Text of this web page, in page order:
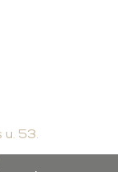
u. 53.